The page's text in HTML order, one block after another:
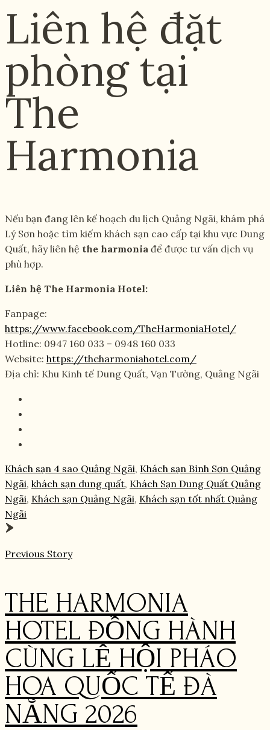
Liên hệ đặt
phòng tại
The
Harmonia
Nếu bạn đang lên kế hoạch du lịch Quảng Ngãi, khám phá
Lý Sơn hoặc tìm kiếm khách sạn cao cấp tại khu vực Dung
Quất, hãy liên hệ the harmonia để được tư vấn dịch vụ
phù hợp.
Liên hệ The Harmonia Hotel:
Fanpage:
https://www.facebook.com/TheHarmoniaHotel/
Hotline: 0947 160 033 – 0948 160 033
Website: https://theharmoniahotel.com/
Địa chỉ: Khu Kinh tế Dung Quất, Vạn Tường, Quảng Ngãi
Khách sạn 4 sao Quảng Ngãi, Khách sạn Bình Sơn Quảng
Ngãi, khách sạn dung quất, Khách Sạn Dung Quất Quảng
Ngãi, Khách sạn Quảng Ngãi, Khách sạn tốt nhất Quảng
Ngãi
Previous Story
THE HARMONIA
HOTEL ĐỒNG HÀNH
CÙNG LỄ HỘI PHÁO
HOA QUỐC TẾ ĐÀ
NẴNG 2026